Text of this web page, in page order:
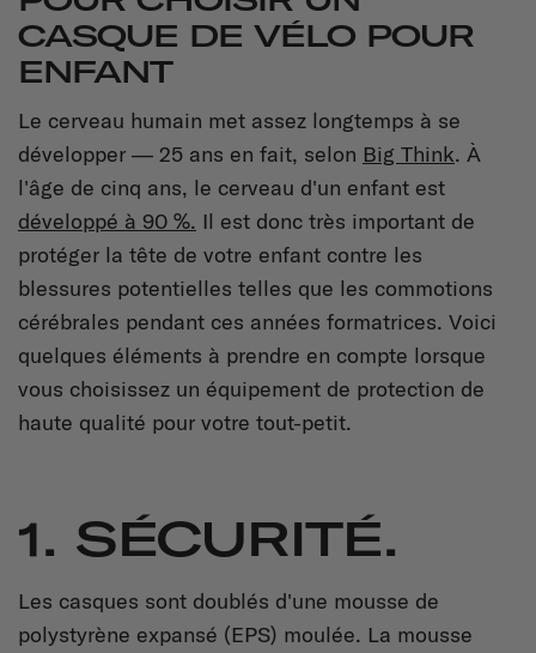
CASQUE DE VÉLO POUR
ENFANT
Le cerveau humain met assez longtemps à se
développer — 25 ans en fait, selon Big Think. À
l'âge de cinq ans, le cerveau d'un enfant est
développé à 90 %. Il est donc très important de
protéger la tête de votre enfant contre les
blessures potentielles telles que les commotions
cérébrales pendant ces années formatrices. Voici
quelques éléments à prendre en compte lorsque
vous choisissez un équipement de protection de
haute qualité pour votre tout-petit.
1. SÉCURITÉ.
Les casques sont doublés d'une mousse de
polystyrène expansé (EPS) moulée. La mousse